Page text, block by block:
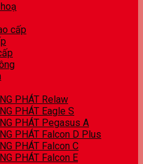
cấp
PHÁT Relaw
PHÁT Eagle S
PHÁT Pegasus A
PHÁT Falcon D Plus
PHÁT Falcon C
PHÁT Falcon E